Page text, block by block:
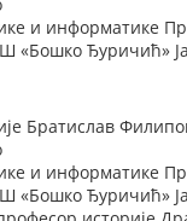
и информатике
«Бошко Ђуричић»
Братислав
и информатике
«Бошко Ђуричић»